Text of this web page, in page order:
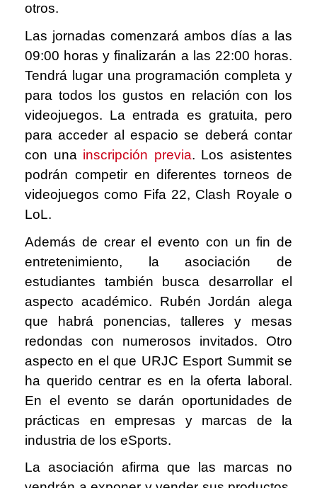
otros.
Las jornadas comenzará ambos días a las
09:00 horas y finalizarán a las 22:00 horas.
Tendrá lugar una programación completa y
para todos los gustos en relación con los
videojuegos. La entrada es gratuita, pero
para acceder al espacio se deberá contar
con una inscripción previa. Los asistentes
podrán competir en diferentes torneos de
videojuegos como Fifa 22, Clash Royale o
LoL.
Además de crear el evento con un fin de
entretenimiento, la asociación de
estudiantes también busca desarrollar el
aspecto académico. Rubén Jordán alega
que habrá ponencias, talleres y mesas
redondas con numerosos invitados. Otro
aspecto en el que URJC Esport Summit se
ha querido centrar es en la oferta laboral.
En el evento se darán oportunidades de
prácticas en empresas y marcas de la
industria de los eSports.
La asociación afirma que las marcas no